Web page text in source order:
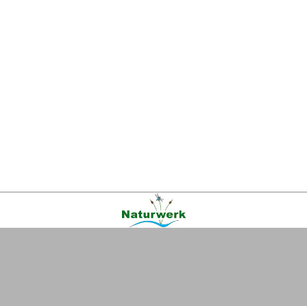
|AGB|